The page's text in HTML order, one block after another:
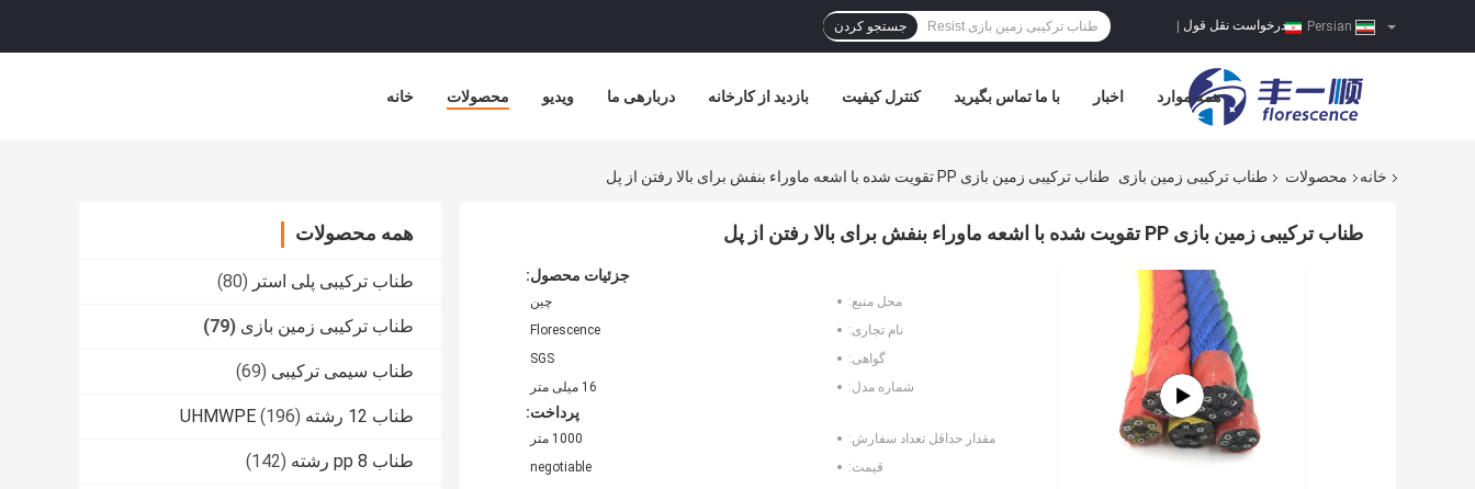
درخواست نقل قول جستجو کردن
خانه محصولات ویدیو دربارهی ما بازدید از کارخانه کنترل کیفیت با ما تماس بگیرید اخبار همه موارد
خانه محصولات طناب ترکیبی زمین بازی طناب ترکیبی زمین بازی PP تقویت شده با اشعه ماوراء بنفش برای بالا رفتن از پل
همه محصولات
طناب ترکیبی پلی استر (80)
طناب ترکیبی زمین بازی (79)
طناب سیمی ترکیبی (69)
طناب 12 رشته UHMWPE (196)
طناب pp 8 رشته (142)
طناب ترکیبی زمین بازی PP تقویت شده با اشعه ماوراء بنفش برای بالا رفتن از پل
جزئیات محصول:
محل منبع:
چین
نام تجاری:
Florescence
گواهی:
SGS
شماره مدل:
16 میلی متر
پرداخت:
مقدار حداقل تعداد سفارش:
1000 متر
قیمت:
negotiable